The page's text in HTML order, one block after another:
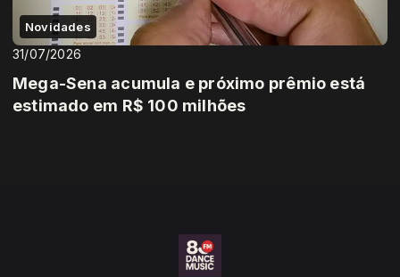
Novidades
31/07/2026
Mega-Sena acumula e próximo prêmio está
estimado em R$ 100 milhões